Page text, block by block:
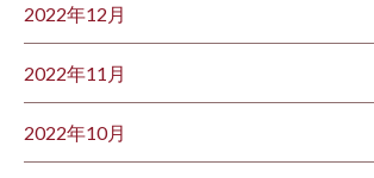
2022年12月
2022年11月
2022年10月